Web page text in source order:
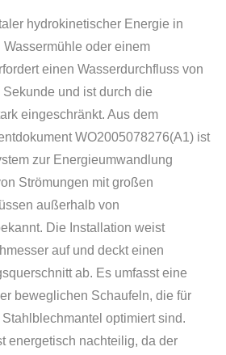
hydrokinetischer Energie in
oder einem
einen Wasserdurchfluss von
und ist durch die
eingeschränkt. Aus dem
WO2005078276(A1) ist
zur Energieumwandlung
Strömungen mit großen
außerhalb von
Die Installation weist
auf und deckt einen
ab. Es umfasst eine
beweglichen Schaufeln, die für
optimiert sind.
energetisch nachteilig, da der